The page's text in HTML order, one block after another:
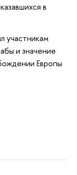
в
участникам
и значение
Европы